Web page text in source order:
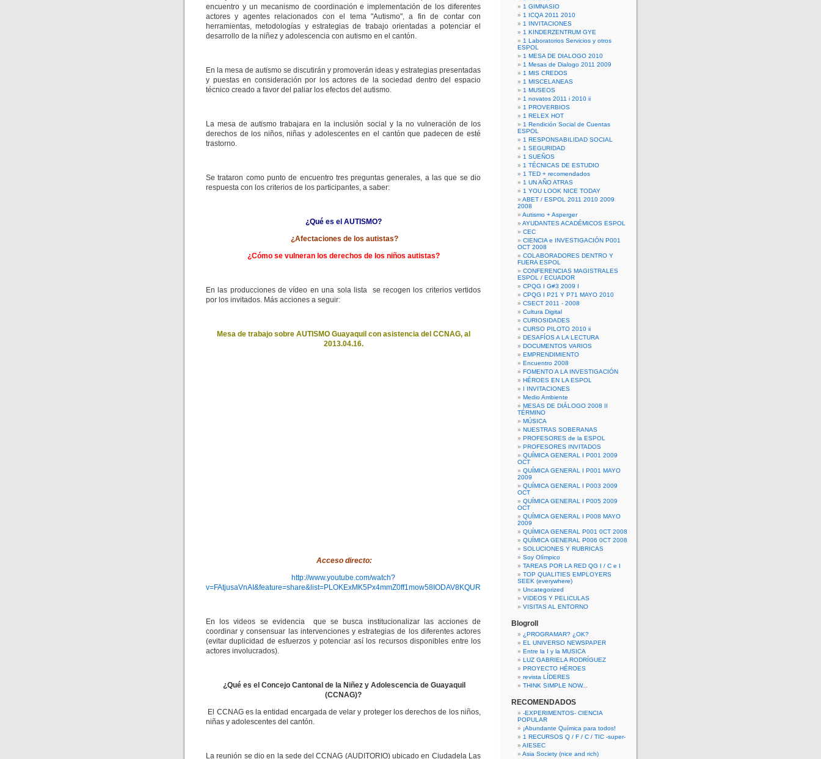
encuentro y un mecanismo de coordinación e implementación de los diferentes
actores y agentes relacionados con el tema "Autismo", a fin de contar con
herramientas, metodologías y estrategias de trabajo orientadas a potenciar el
desarrollo de la niñez y adolescencia con autismo en el cantón.
En la mesa de autismo se discutirán y promoverán ideas y estrategias presentadas
y puestas en consideración por los actores de la sociedad dentro del espacio
técnico creado a favor del paliar los efectos del autismo.
La mesa de autismo trabajara en la inclusión social y la no vulneración de los
derechos de los niños, niñas y adolescentes en el cantón que padecen de esté
trastorno.
Se trataron como punto de encuentro tres preguntas generales, a las que se dio
respuesta con los criterios de los participantes, a saber:
¿Qué es el AUTISMO?
¿Afectaciones de los autistas?
¿Cómo se vulneran los derechos de los niños autistas?
En las producciones de vídeo en una sola lista se recogen los criterios vertidos
por los invitados. Más acciones a seguir:
Mesa de trabajo sobre AUTISMO Guayaquil con asistencia del CCNAG, al
2013.04.16.
Acceso directo:
http://www.youtube.com/watch?
v=FAtjusaVnAI&feature=share&list=PLOKExMK5Px4mmZ0ff1mow58IODAV8KQUR
En los videos se evidencia que se busca institucionalizar las acciones de
coordinar y consensuar las intervenciones y estrategias de los diferentes actores
(evitar duplicidad de esfuerzos y potenciar así los recursos disponibles entre los
actores involucrados).
¿Qué es el Concejo Cantonal de la Niñez y Adolescencia de Guayaquil
(CCNAG)?
El CCNAG es la entidad encargada de velar y proteger los derechos de los niños,
niñas y adolescentes del cantón.
La reunión se dio en la sede del CCNAG (AUDITORIO) ubicado en Ciudadela Las
1 GIMNASIO
1 ICQA 2011 2010
1 INVITACIONES
1 KINDERZENTRUM GYE
1 Laboratorios Servicios y otros
ESPOL
1 MESA DE DIALOGO 2010
1 Mesas de Dialogo 2011 2009
1 MIS CREDOS
1 MISCELANEAS
1 MUSEOS
1 novatos 2011 i 2010 ii
1 PROVERBIOS
1 RELEX HOT
1 Rendición Social de Cuentas
ESPOL
1 RESPONSABILIDAD SOCIAL
1 SEGURIDAD
1 SUEÑOS
1 TÉCNICAS DE ESTUDIO
1 TED + recomendados
1 UN AÑO ATRAS
1 YOU LOOK NICE TODAY
ABET / ESPOL 2011 2010 2009
2008
Autismo + Asperger
AYUDANTES ACADÉMICOS ESPOL
CEC
CIENCIA e INVESTIGACIÓN P001
OCT 2008
COLABORADORES DENTRO Y
FUERA ESPOL
CONFERENCIAS MAGISTRALES
ESPOL / ECUADOR
CPQG I G#3 2009 I
CPQG I P21 Y P71 MAYO 2010
CSECT 2011 - 2008
Cultura Digital
CURIOSIDADES
CURSO PILOTO 2010 ii
DESAFÍOS A LA LECTURA
DOCUMENTOS VARIOS
EMPRENDIMIENTO
Encuentro 2008
FOMENTO A LA INVESTIGACIÓN
HÉROES EN LA ESPOL
I INVITACIONES
Medio Ambiente
MESAS DE DIÁLOGO 2008 II
TÉRMINO
MÚSICA
NUESTRAS SOBERANAS
PROFESORES de la ESPOL
PROFESORES INVITADOS
QUÍMICA GENERAL I P001 2009
OCT
QUÍMICA GENERAL I P001 MAYO
2009
QUÍMICA GENERAL I P003 2009
OCT
QUÍMICA GENERAL I P005 2009
OCT
QUÍMICA GENERAL I P008 MAYO
2009
QUÍMICA GENERAL P001 0CT 2008
QUÍMICA GENERAL P006 0CT 2008
SOLUCIONES Y RUBRICAS
Soy Olímpico
TAREAS POR LA RED QG I / C e I
TOP QUALITIES EMPLOYERS
SEEK (everywhere)
Uncategorized
VIDEOS Y PELICULAS
VISITAS AL ENTORNO
Blogroll
¿PROGRAMAR? ¿OK?
EL UNIVERSO NEWSPAPER
Entre la I y la MUSICA
LUZ GABRIELA RODRÍGUEZ
PROYECTO HÉROES
revista LÍDERES
THINK SIMPLE NOW...
RECOMENDADOS
-EXPERIMENTOS- CIENCIA
POPULAR
¡Abundante Química para todos!
1 RECURSOS Q / F / C / TIC -super-
AIESEC
Asia Society (nice and rich)